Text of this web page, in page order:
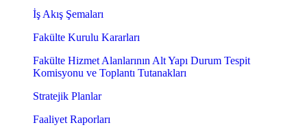
İş Akış Şemaları
Fakülte Kurulu Kararları
Fakülte Hizmet Alanlarının Alt Yapı Durum Tespit
Komisyonu ve Toplantı Tutanakları
Stratejik Planlar
Faaliyet Raporları